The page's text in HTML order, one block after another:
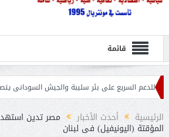
قائمة
على بئر سليبة والجيش السودانى يتصدى له
الرئيسية أحدث الأخبار مصر تدين
المؤقتة (اليونيفيل) فى لبنان